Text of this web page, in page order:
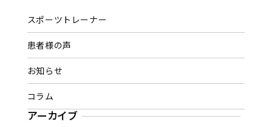
スポーツトレーナー
患者様の声
お知らせ
コラム
アーカイブ